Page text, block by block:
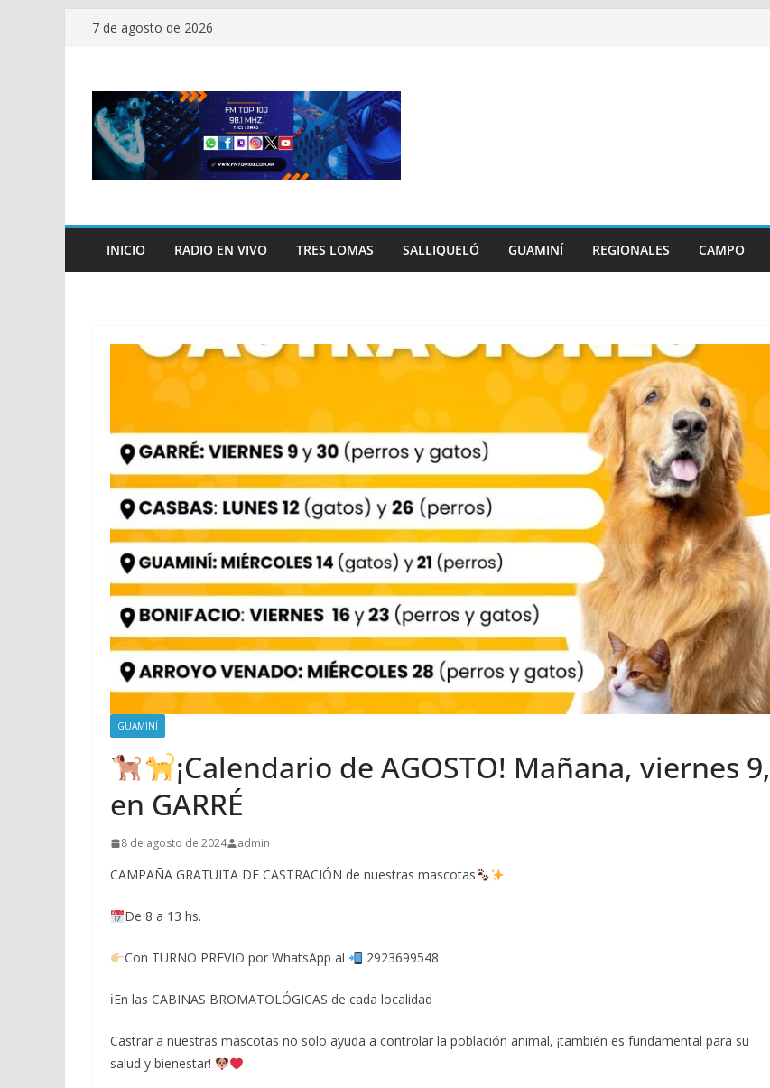
Saltar7 de agosto de 2026
INICIO RADIO EN VIVO TRES LOMAS SALLIQUELÓ GUAMINÍ REGIONALES CAMPO
GUAMINÍ
¡Calendario de AGOSTO! Mañana, viernes 9,
en GARRÉ
8 de agosto de 2024 admin
CAMPAÑA GRATUITA DE CASTRACIÓN de nuestras mascotas
De 8 a 13 hs.
Con TURNO PREVIO por WhatsApp al 2923699548
ℹEn las CABINAS BROMATOLÓGICAS de cada localidad
Castrar a nuestras mascotas no solo ayuda a controlar la población animal, ¡también es fundamental para su
salud y bienestar!